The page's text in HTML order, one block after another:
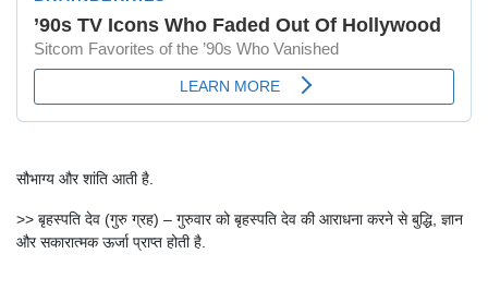
सौभाग्य और शांति आती है.
>> बृहस्पति देव (गुरु ग्रह) – गुरुवार को बृहस्पति देव की आराधना करने से बुद्धि, ज्ञान
और सकारात्मक ऊर्जा प्राप्त होती है.